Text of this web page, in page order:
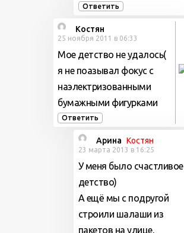
Ответить
Костян
25 ноября 2011 в 06:33
Мое детство не удалось(
я не поазывал фокус с
наэлектризованными
бумажными фигурками
Ответить
Арина Костян
23 марта 2013 в 16:25
У меня было счастливое
детство)
А ещё мы с подругой
строили шалаши из
пакетов на улице,